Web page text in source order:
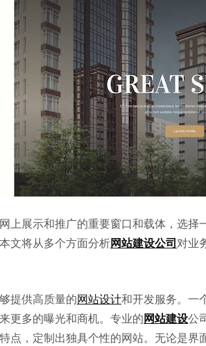
上展示和推广的重要窗口和载体，选择
文将从多个方面分析网站建设公司对业
提供高质量的网站设计和开发服务。一
更多的曝光和商机。专业的网站建设公
点，定制出独具个性的网站。无论是